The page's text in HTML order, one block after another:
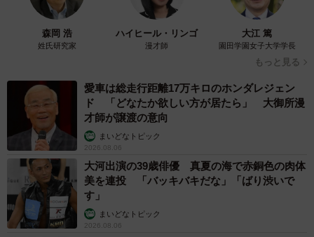
森岡 浩
姓氏研究家
ハイヒール・リンゴ
漫才師
大江 篤
園田学園女子大学学長
もっと見る
愛車は総走行距離17万キロのホンダレジェン
ド 「どなたか欲しい方が居たら」 大御所漫
才師が譲渡の意向
まいどなトピック
2026.08.06
大河出演の39歳俳優 真夏の海で赤銅色の肉体
美を連投 「バッキバキだな」「ばり渋いで
す」
まいどなトピック
2026.08.06